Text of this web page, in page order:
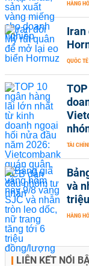
HÀNG
Iran
QUỐC TẾ
TÀI
và
HÀNG
LIÊN KẾT NỔI